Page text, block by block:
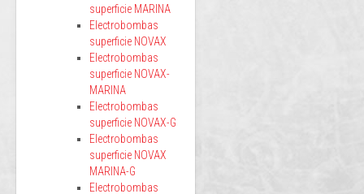
superficie MARINA
Electrobombas
superficie NOVAX
Electrobombas
superficie NOVAX-
MARINA
Electrobombas
superficie NOVAX-G
Electrobombas
superficie NOVAX
MARINA-G
Electrobombas